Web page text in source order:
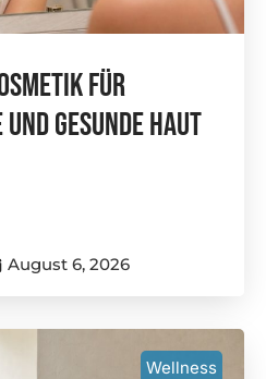
Für
Gesunde Haut
August 6, 2026
Wellness